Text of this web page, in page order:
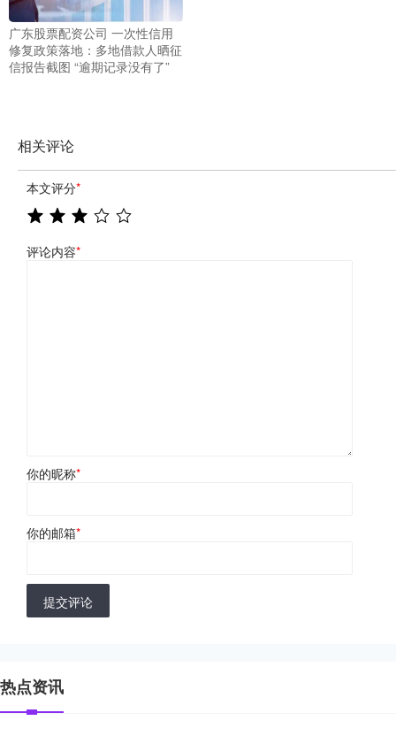
广东股票配资公司 一次性信用
修复政策落地：多地借款人晒征
信报告截图 “逾期记录没有了”
相关评论
本文评分*
评论内容*
你的昵称*
你的邮箱*
提交评论
热点资讯